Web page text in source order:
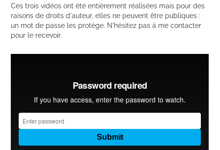
Ces trois vidéos ont été entièrement réalisées mais pour des
raisons de droits d'auteur, elles ne peuvent être publiques :
un mot de passe les protège. N'hésitez pas à me contacter
pour le recevoir.